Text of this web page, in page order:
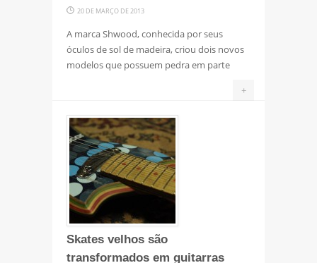
20 DE MARÇO DE 2013
A marca Shwood, conhecida por seus
óculos de sol de madeira, criou dois novos
modelos que possuem pedra em parte
+
Skates velhos são
transformados em guitarras